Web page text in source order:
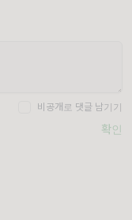
비공개로 댓글 남기기
확인